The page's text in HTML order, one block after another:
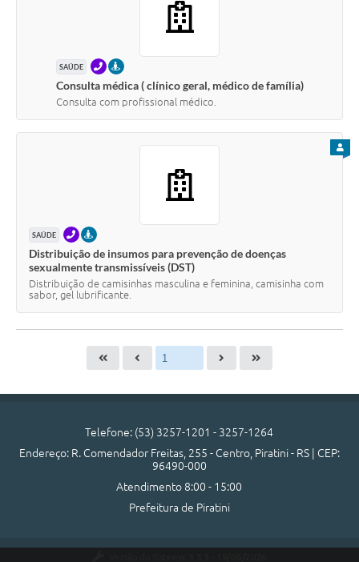
SAÚDE TELEFONEPRESENCIAL
Consulta médica ( clínico geral, médico de família)
Consulta com profissional médico.
SAÚDE TELEFONEPRESENCIAL
Distribuição de insumos para prevenção de doenças
sexualmente transmissíveis (DST)
Distribuição de camisinhas masculina e feminina, camisinha com
sabor, gel lubrificante.
Telefone: (53) 3257-1201 - 3257-1264
Endereço: R. Comendador Freitas, 255 - Centro, Piratini - RS | CEP:
96490-000
Atendimento 8:00 - 15:00
Prefeitura de Piratini